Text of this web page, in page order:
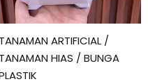
TANAMAN ARTIFICIAL /
TANAMAN HIAS / BUNGA